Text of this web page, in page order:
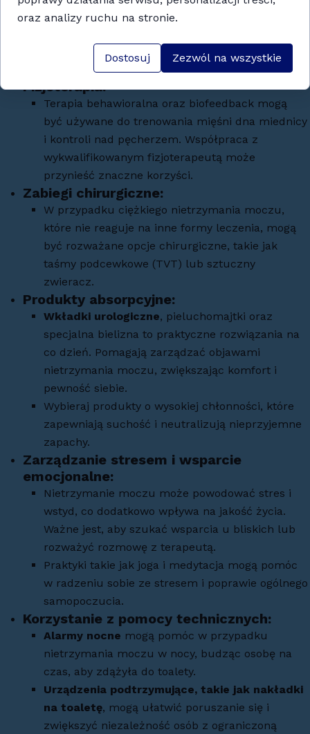
Stosowanie pessarów (urządzeń umieszczanych
wysiłkowego nietrzymania moczu, szczególnie u
Fizjoterapia:
Terapia behawioralna oraz biofeedback mogą
być używane do trenowania mięśni dna miednicy
i kontroli nad pęcherzem. Współpraca z
wykwalifikowanym fizjoterapeutą może
przynieść znaczne korzyści.
Zabiegi chirurgiczne:
W przypadku ciężkiego nietrzymania moczu,
które nie reaguje na inne formy leczenia, mogą
być rozważane opcje chirurgiczne, takie jak
taśmy podcewkowe (TVT) lub sztuczny
zwieracz.
Produkty absorpcyjne:
Wkładki urologiczne, pieluchomajtki oraz
specjalna bielizna to praktyczne rozwiązania na
co dzień. Pomagają zarządzać objawami
nietrzymania moczu, zwiększając komfort i
pewność siebie.
Wybieraj produkty o wysokiej chłonności, które
zapewniają suchość i neutralizują nieprzyjemne
zapachy.
Zarządzanie stresem i wsparcie
emocjonalne:
Nietrzymanie moczu może powodować stres i
wstyd, co dodatkowo wpływa na jakość życia.
Ważne jest, aby szukać wsparcia u bliskich lub
rozważyć rozmowę z terapeutą.
Praktyki takie jak joga i medytacja mogą pomóc
w radzeniu sobie ze stresem i poprawie ogólnego
samopoczucia.
Korzystanie z pomocy technicznych:
Alarmy nocne mogą pomóc w przypadku
nietrzymania moczu w nocy, budząc osobę na
czas, aby zdążyła do toalety.
Urządzenia podtrzymujące, takie jak nakładki
na toaletę, mogą ułatwić poruszanie się i
zwiększyć niezależność osób z ograniczoną
oraz analizy ruchu na stronie.
Dostosuj Zezwól na wszystkie